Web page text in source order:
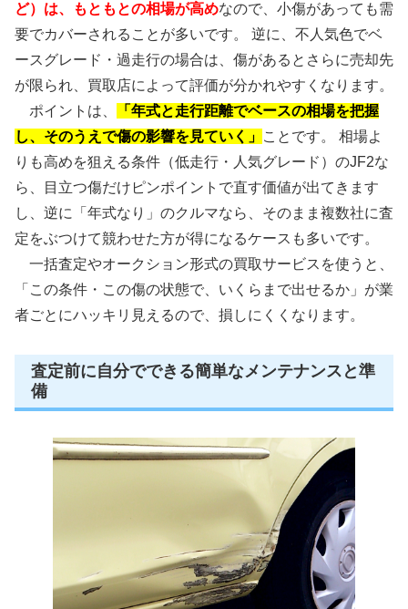
ど）は、もともとの相場が高めなので、小傷があっても需
要でカバーされることが多いです。 逆に、不人気色でベ
ースグレード・過走行の場合は、傷があるとさらに売却先
が限られ、買取店によって評価が分かれやすくなります。
ポイントは、
「年式と走行距離でベースの相場を把握
し、そのうえで傷の影響を見ていく」 ことです。 相場よ
りも高めを狙える条件（低走行・人気グレード）のJF2な
ら、目立つ傷だけピンポイントで直す価値が出てきます
し、逆に「年式なり」のクルマなら、そのまま複数社に査
定をぶつけて競わせた方が得になるケースも多いです。
一括査定やオークション形式の買取サービスを使うと、
「この条件・この傷の状態で、いくらまで出せるか」が業
者ごとにハッキリ見えるので、損しにくくなります。
査定前に自分でできる簡単なメンテナンスと準
備